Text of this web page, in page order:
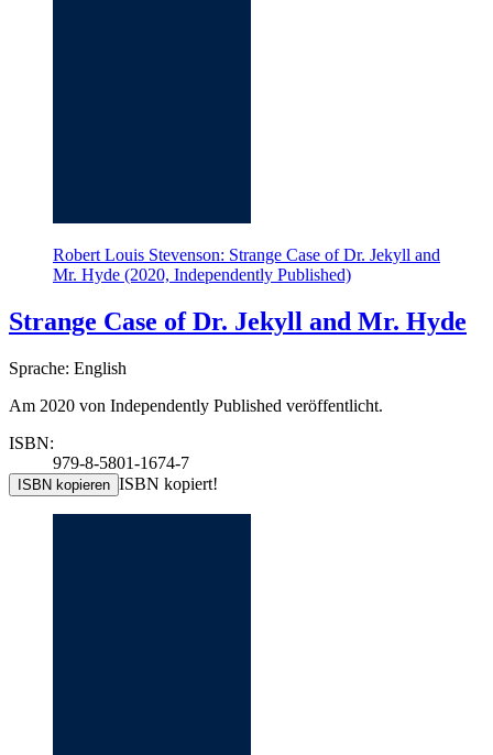
Robert Louis Stevenson: Strange Case of Dr. Jekyll and
Mr. Hyde (2020, Independently Published)
Strange Case of Dr. Jekyll and Mr. Hyde
Sprache: English
Am 2020 von Independently Published veröffentlicht.
ISBN:
979-8-5801-1674-7
ISBN kopieren ISBN kopiert!